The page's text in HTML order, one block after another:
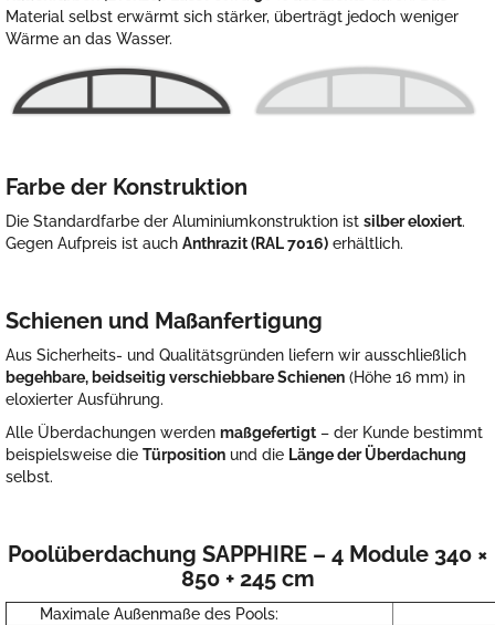
Material selbst erwärmt sich stärker, überträgt jedoch weniger
Wärme an das Wasser.
Farbe der Konstruktion
Die Standardfarbe der Aluminiumkonstruktion ist silber eloxiert.
Gegen Aufpreis ist auch Anthrazit (RAL 7016) erhältlich.
Schienen und Maßanfertigung
Aus Sicherheits- und Qualitätsgründen liefern wir ausschließlich
begehbare, beidseitig verschiebbare Schienen (Höhe 16 mm) in
eloxierter Ausführung.
Alle Überdachungen werden maßgefertigt – der Kunde bestimmt
beispielsweise die Türposition und die Länge der Überdachung
selbst.
Poolüberdachung SAPPHIRE – 4 Module 340 ×
850 + 245 cm
Maximale Außenmaße des Pools: